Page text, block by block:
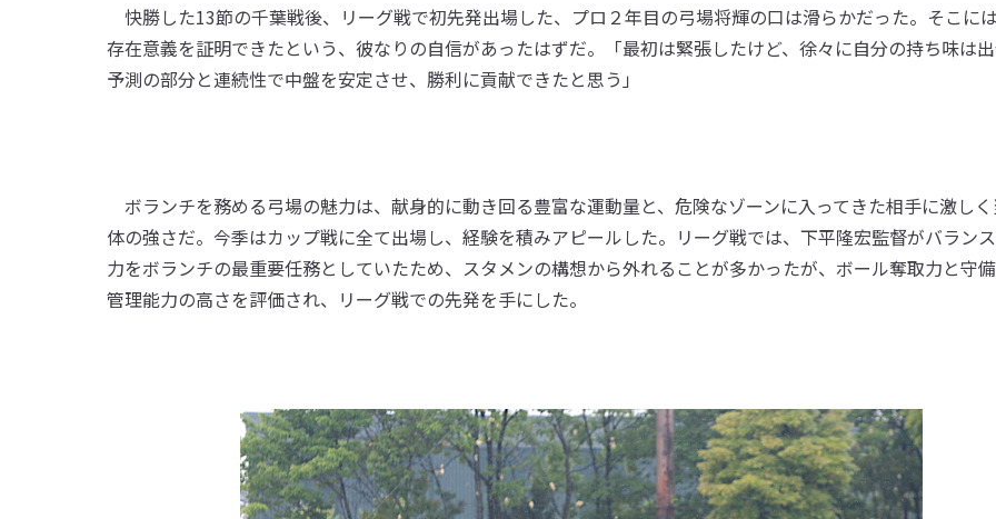
快勝した13節の千葉戦後、リーグ戦で初先発出場した、プロ２年目の弓場将輝の口は滑らかだった。そこに
存在意義を証明できたという、彼なりの自信があったはずだ。「最初は緊張したけど、徐々に自分の持ち味は
予測の部分と連続性で中盤を安定させ、勝利に貢献できたと思う」
ボランチを務める弓場の魅力は、献身的に動き回る豊富な運動量と、危険なゾーンに入ってきた相手に激し
体の強さだ。今季はカップ戦に全て出場し、経験を積みアピールした。リーグ戦では、下平隆宏監督がバラン
力をボランチの最重要任務としていたため、スタメンの構想から外れることが多かったが、ボール奪取力と守
管理能力の高さを評価され、リーグ戦での先発を手にした。